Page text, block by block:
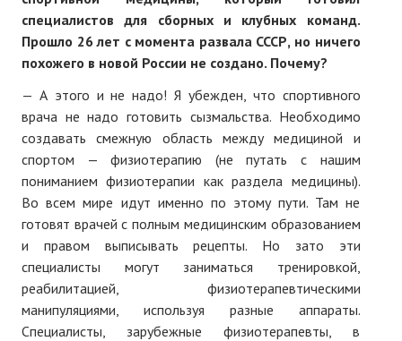
№ 8
№ 9
2026 г.
№ 2
№ 3
№ 4
№ 5
№ 6
специалистов для сборных и клубных команд.
Прошло 26 лет с момента развала СССР, но ничего
похожего в новой России не создано. Почему?
— А этого и не надо! Я убежден, что спортивного
врача не надо готовить сызмальства. Необходимо
создавать смежную область между медициной и
спортом — физиотерапию (не путать с нашим
пониманием физиотерапии как раздела медицины).
Во всем мире идут именно по этому пути. Там не
готовят врачей с полным медицинским образованием
и правом выписывать рецепты. Но зато эти
специалисты могут заниматься тренировкой,
реабилитацией, физиотерапевтическими
манипуляциями, используя разные аппараты.
Специалисты, зарубежные физиотерапевты, в